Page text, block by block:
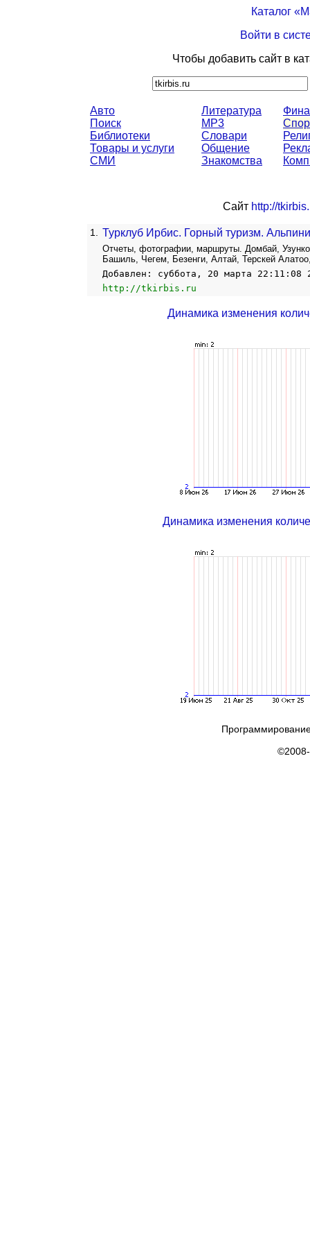
Каталог
Войти в
Чтобы добавить сайт в
Авто
Поиск
Библиотеки
Товары и услуги
СМИ
Литература
MP3
Словари
Общение
Знакомства
Сайт http://
1. Турклуб Ирбис. Горный туризм.
Отчеты, фотографии, маршруты. Домбай,
Башиль, Чегем, Безенги, Алтай, Терскей
Добавлен: суббота, 20 марта 22:11:08
http://tkirbis.ru
Динамика изменения
Динамика изменения